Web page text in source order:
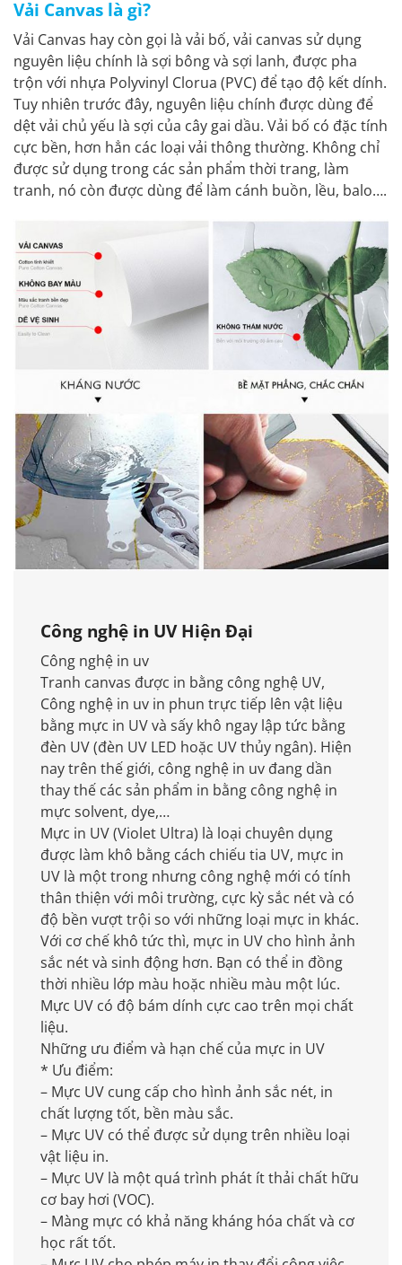
Vải Canvas là gì?
Vải Canvas hay còn gọi là vải bố, vải canvas sử dụng
nguyên liệu chính là sợi bông và sợi lanh, được pha
trộn với nhựa Polyvinyl Clorua (PVC) để tạo độ kết dính.
Tuy nhiên trước đây, nguyên liệu chính được dùng để
dệt vải chủ yếu là sợi của cây gai dầu. Vải bố có đặc tính
cực bền, hơn hẳn các loại vải thông thường. Không chỉ
được sử dụng trong các sản phẩm thời trang, làm
tranh, nó còn được dùng để làm cánh buồn, lều, balo….
Công nghệ in UV Hiện Đại
Công nghệ in uv
Tranh canvas được in bằng công nghệ UV,
Công nghệ in uv in phun trực tiếp lên vật liệu
bằng mực in UV và sấy khô ngay lập tức bằng
đèn UV (đèn UV LED hoặc UV thủy ngân). Hiện
nay trên thế giới, công nghệ in uv đang dần
thay thế các sản phẩm in bằng công nghệ in
mực solvent, dye,…
Mực in UV (Violet Ultra) là loại chuyên dụng
được làm khô bằng cách chiếu tia UV, mực in
UV là một trong nhưng công nghệ mới có tính
thân thiện với môi trường, cực kỳ sắc nét và có
độ bền vượt trội so với những loại mực in khác.
Với cơ chế khô tức thì, mực in UV cho hình ảnh
sắc nét và sinh động hơn. Bạn có thể in đồng
thời nhiều lớp màu hoặc nhiều màu một lúc.
Mực UV có độ bám dính cực cao trên mọi chất
liệu.
Những ưu điểm và hạn chế của mực in UV
* Ưu điểm:
– Mực UV cung cấp cho hình ảnh sắc nét, in
chất lượng tốt, bền màu sắc.
– Mực UV có thể được sử dụng trên nhiều loại
vật liệu in.
– Mực UV là một quá trình phát ít thải chất hữu
cơ bay hơi (VOC).
– Màng mực có khả năng kháng hóa chất và cơ
học rất tốt.